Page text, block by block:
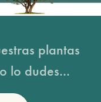
plantas
lo dudes...